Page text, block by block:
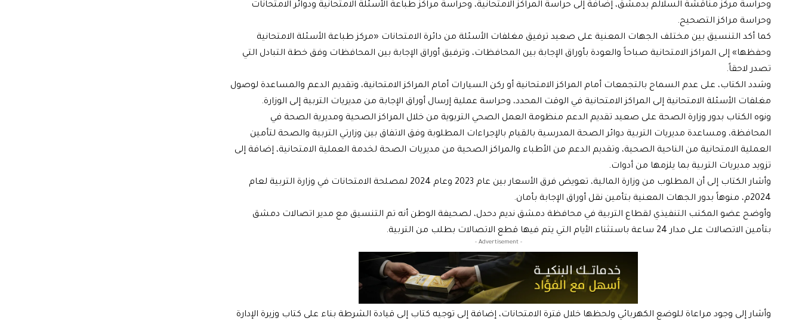
وحراسة مركز مناقشة السلالم بدمشق، إضافة إلى حراسة المراكز الامتحانية، وحراسة مراكز طباعة الأسئلة الامتحانية ودوائر الامتحانات
وحراسة مراكز التصحيح.
كما أكد التنسيق بين مختلف الجهات المعنية على صعيد ترفيق مغلفات الأسئلة من دائرة الامتحانات «مركز طباعة الأسئلة الامتحانية
وحفظها» إلى المراكز الامتحانية صباحاً والعودة بأوراق الإجابة بين المحافظات، وترفيق أوراق الإجابة بين المحافظات وفق خطة التبادل التي
تصدر لاحقاً.
وشدد الكتاب، على عدم السماح بالتجمعات أمام المراكز الامتحانية أو ركن السيارات أمام المراكز الامتحانية، وتقديم الدعم والمساعدة لوصول
مغلفات الأسئلة الامتحانية إلى المراكز الامتحانية في الوقت المحدد، وحراسة عملية إرسال أوراق الإجابة من مديريات التربية إلى الوزارة.
ونوه الكتاب بدور وزارة الصحة على صعيد تقديم الدعم منظومة العمل الصحي التربوية من خلال المراكز الصحية ومديرية الصحة في
المحافظة، ومساعدة مديريات التربية دوائر الصحة المدرسية بالقيام بالإجراءات المطلوبة وفق الاتفاق بين وزارتي التربية والصحة لتأمين
العملية الامتحانية من الناحية الصحية، وتقديم الدعم من الأطباء والمراكز الصحية من مديريات الصحة لخدمة العملية الامتحانية، إضافة إلى
تزويد مديريات التربية بما يلزمها من أدوات.
وأشار الكتاب إلى أن المطلوب من وزارة المالية، تعويض فرق الأسعار بين عام 2023 وعام 2024 لمصلحة الامتحانات في وزارة التربية لعام
2024م، منوهاً بدور الجهات المعنية بتأمين نقل أوراق الإجابة بأمان.
وأوضح عضو المكتب التنفيذي لقطاع التربية في محافظة دمشق نديم دحدل، لصحيفة الوطن أنه تم التنسيق مع مدير اتصالات دمشق
بتأمين الاتصالات على مدار 24 ساعة باستثناء الأيام التي يتم فيها قطع الاتصالات بطلب من التربية.
- Advertisement -
وأشار إلى وجود مراعاة للوضع الكهربائي ولحظها خلال فترة الامتحانات، إضافة إلى توجيه كتاب إلى قيادة الشرطة بناء على كتاب وزيرة الإدارة